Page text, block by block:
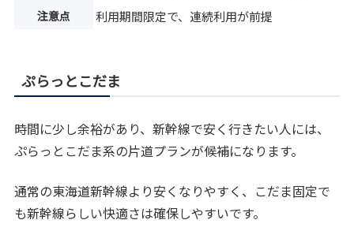
注意点 利用期間限定で、連続利用が前提
ぷらっとこだま
時間に少し余裕があり、新幹線で安く行きたい人には、
ぷらっとこだま系の片道プランが候補になります。
通常の東海道新幹線より安くなりやすく、こだま固定で
も新幹線らしい快適さは確保しやすいです。